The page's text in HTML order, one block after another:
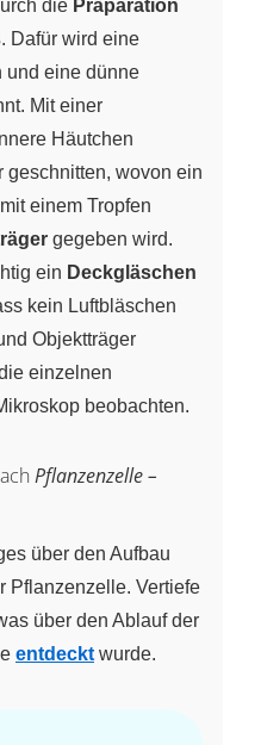
die Präparation
. Dafür wird eine
und eine dünne
Mit einer
Häutchen
geschnitten, wovon ein
einem Tropfen
gegeben wird.
ein Deckgläschen
kein Luftbläschen
Objektträger
einzelnen
beobachten.
Pflanzenzelle –
über den Aufbau
Pflanzenzelle. Vertiefe
über den Ablauf der
entdeckt wurde.